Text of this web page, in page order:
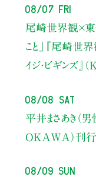
08/07 Fri
尾崎世界観×
こと」
『尾崎世界
イジ・ビギンズ
08/08 Sat
平井まさあき（男
OKAWA）刊
08/09 Sun